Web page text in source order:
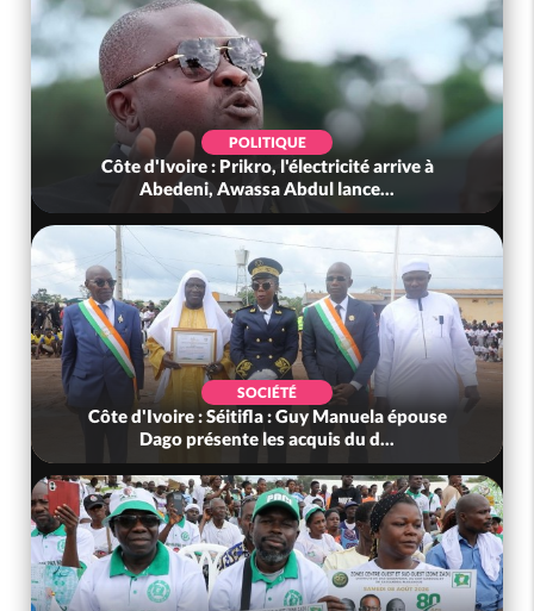
POLITIQUE
Côte d'Ivoire : Prikro, l'électricité arrive à
Abedeni, Awassa Abdul lance...
SOCIÉTÉ
Côte d'Ivoire : Séitifla : Guy Manuela épouse
Dago présente les acquis du d...